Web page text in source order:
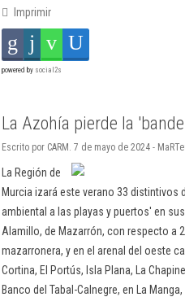
Imprimir
powered by social2s
La Azohía pierde la
Escrito por CARM. 7 de mayo de 2024 -
La Región de
Murcia izará este verano 33 distintivos
ambiental a las playas y puertos' en
Alamillo, de Mazarrón, con respecto a
mazarronera, y en el arenal del oeste
Cortina, El Portús, Isla Plana, La
Banco del Tabal-Calnegre, en La